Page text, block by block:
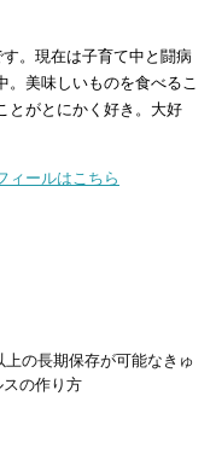
す。現在は子育て中と闘病
。美味しいものを食べるこ
とがとにかく好き。大好
ィールはこちら
の長期保存が可能なきゅ
の作り方